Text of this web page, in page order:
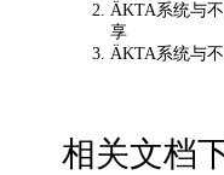
ÄKTA系统与
享
ÄKTA系统与
相关文档